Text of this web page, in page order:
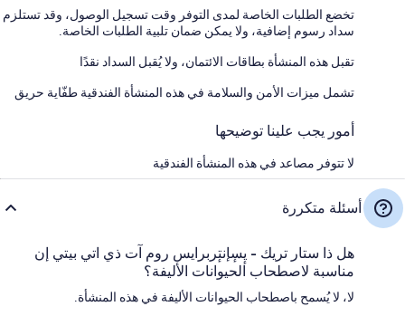
تخضع الطلبات الخاصة لمدى التوفر وقت تسجيل الوصول، وقد تستلزم
سداد رسوم إضافية، ولا يمكن ضمان تلبية الطلبات الخاصة.
تقبل هذه المنشأة بطاقات الائتمان، ولا يُقبل السداد نقدًا
تشمل ميزات الأمن والسلامة في هذه المنشأة الفندقية طفّاية حريق
أمور يجب علينا توضيحها
لا تتوفر مصاعد في هذه المنشأة الفندقية
أسئلة متكررة
هل ذا ستار تريك - يٕسٕإنتٕربرايس روم آت ذي اتي بيتي إن
مناسبة لاصطحاب الحيوانات الأليفة؟
لا، لا يُسمح باصطحاب الحيوانات الأليفة في هذه المنشأة.